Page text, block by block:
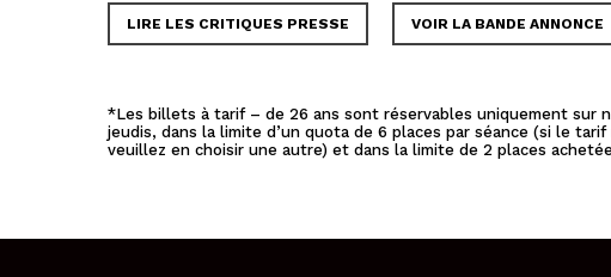
LIRE LES CRITIQUES PRESSE VOIR LA BANDE ANNONCE
*Les billets à tarif – de 26 ans sont réservables uniquement sur
jeudis, dans la limite d’un quota de 6 places par séance (si le
veuillez en choisir une autre) et dans la limite de 2 places